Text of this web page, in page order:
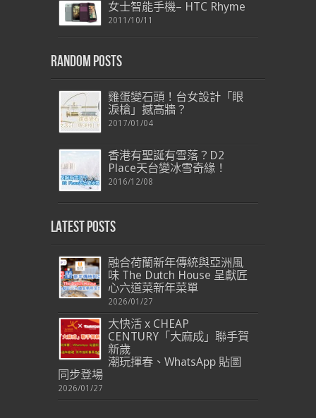
女士智能手機– HTC Rhyme
2011/10/11
Random Posts
雞蛋變石頭！台女設計「眼
淚槍」撼高牆？
2017/01/04
香港有聖誕有雪落？D2
Place天台變冰雪奇緣！
2016/12/08
Latest Posts
融合荷蘭新年傳統與亞洲風
味 The Dutch House 呈獻匠
心六道菜新年菜單
2026/01/27
大快活 x CHEAP
CENTURY「大麻成」聯手賀
新歲
潮玩揮春、WhatsApp 貼圖
同步登場
2026/01/27